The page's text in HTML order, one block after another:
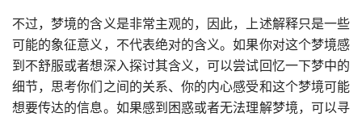
不过，梦境的含义是非常主观的，因此，上述解释只是一些
可能的象征意义，不代表绝对的含义。如果你对这个梦境感
到不舒服或者想深入探讨其含义，可以尝试回忆一下梦中的
细节，思考你们之间的关系、你的内心感受和这个梦境可能
想要传达的信息。如果感到困惑或者无法理解梦境，可以寻